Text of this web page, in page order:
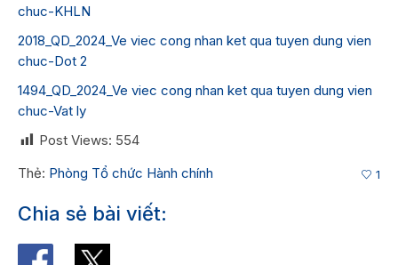
chuc-KHLN
2018_QD_2024_Ve viec cong nhan ket qua tuyen dung vien
chuc-Dot 2
1494_QD_2024_Ve viec cong nhan ket qua tuyen dung vien
chuc-Vat ly
Post Views: 554
Thẻ: Phòng Tổ chức Hành chính 1
Chia sẻ bài viết: